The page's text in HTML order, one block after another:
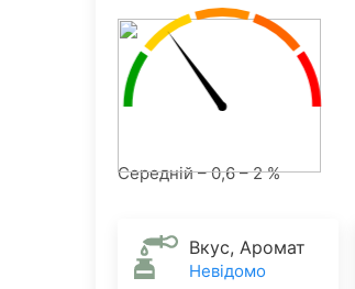
Середній – 0,6 – 2 %
Вкус, Аромат
Невідомо